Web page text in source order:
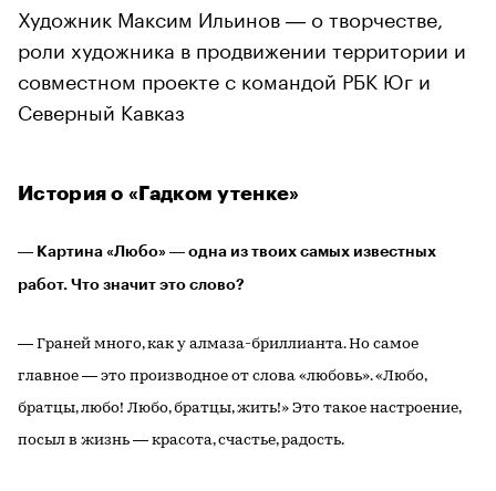
Художник Максим Ильинов ― о творчестве,
роли художника в продвижении территории и
совместном проекте с командой РБК Юг и
Северный Кавказ
История о «Гадком утенке»
― Картина «Любо» ― одна из твоих самых известных
работ. Что значит это слово?
― Граней много, как у алмаза-бриллианта. Но самое
главное ― это производное от слова «любовь». «Любо,
братцы, любо! Любо, братцы, жить!» Это такое настроение,
посыл в жизнь ― красота, счастье, радость.